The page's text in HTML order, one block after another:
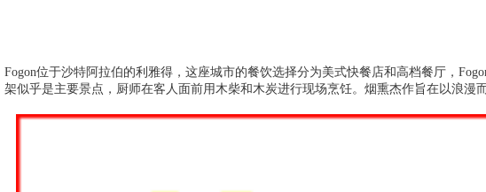
Fogon位于沙特阿拉伯的利雅得，这座城市的餐饮选择分为美式快餐店和高档餐厅，
架似乎是主要景点，厨师在客人面前用木柴和木炭进行现场烹饪。烟熏杰作旨在以浪漫